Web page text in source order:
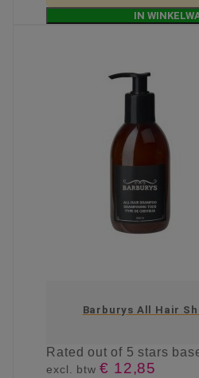
IN
Barburys All Hair
Ratedout of 5 stars
excl. btw€ 12,85